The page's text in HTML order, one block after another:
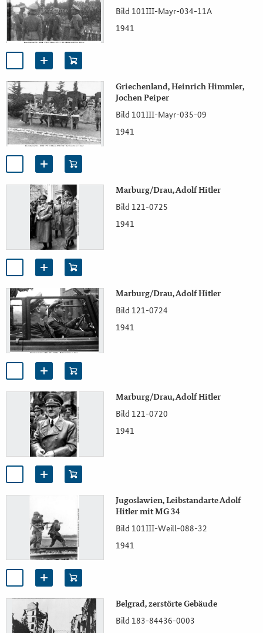
Bild 101III-Mayr-034-11A
1941
Griechenland, Heinrich Himmler,
Jochen Peiper
Bild 101III-Mayr-035-09
1941
Marburg/Drau, Adolf Hitler
Bild 121-0725
1941
Marburg/Drau, Adolf Hitler
Bild 121-0724
1941
Marburg/Drau, Adolf Hitler
Bild 121-0720
1941
Jugoslawien, Leibstandarte Adolf
Hitler mit MG 34
Bild 101III-Weill-088-32
1941
Belgrad, zerstörte Gebäude
Bild 183-84436-0003